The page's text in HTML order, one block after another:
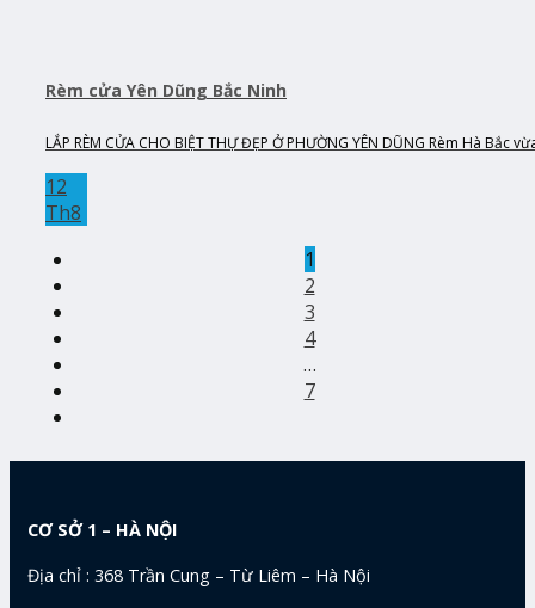
Rèm cửa Yên Dũng Bắc Ninh
LẮP RÈM CỬA CHO BIỆT THỰ ĐẸP Ở PHƯỜNG YÊN DŨNG Rèm Hà Bắc
12
Th8
1
2
3
4
…
7
CƠ SỞ 1 – HÀ NỘI
Địa chỉ : 368 Trần Cung – Từ Liêm – Hà Nội